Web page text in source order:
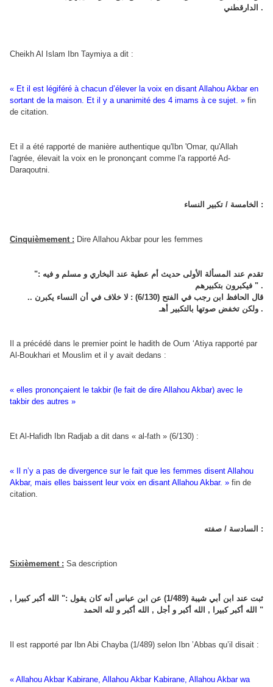
الدارقطني .
Cheikh Al Islam Ibn Taymiya a dit :
« Et il est légiféré à chacun d’élever la voix en disant Allahou Akbar en
sortant de la maison. Et il y a unanimité des 4 imams à ce sujet. » fin
de citation.
Et il a été rapporté de manière authentique qu'Ibn 'Omar, qu'Allah
l'agrée, élevait la voix en le prononçant comme l'a rapporté Ad-
Daraqoutni.
الخامسة / تكبير النساء :
Cinquièmement : Dire Allahou Akbar pour les femmes
تقدم عند المسألة الأولى حديث أم عطية عند البخاري و مسلم و فيه :"
فيكبرون بتكبيرهم " .
قال الحافظ ابن رجب في الفتح (6/130) : لا خلاف في أن النساء يكبرن ..
ولكن تخفض صوتها بالتكبير أهـ .
Il a précédé dans le premier point le hadith de Oum ‘Atiya rapporté par
Al-Boukhari et Mouslim et il y avait dedans :
« elles prononçaient le takbir (le fait de dire Allahou Akbar) avec le
takbir des autres »
Et Al-Hafidh Ibn Radjab a dit dans « al-fath » (6/130) :
« Il n’y a pas de divergence sur le fait que les femmes disent Allahou
Akbar, mais elles baissent leur voix en disant Allahou Akbar. » fin de
citation.
السادسة / صفته :
Sixièmement : Sa description
ثبت عند ابن أبي شيبة (1/489) عن ابن عباس أنه كان يقول :" الله أكبر كبيرا ,
الله أكبر كبيرا , الله أكبر و أجل , الله أكبر و لله الحمد "
Il est rapporté par Ibn Abi Chayba (1/489) selon Ibn ’Abbas qu’il disait :
« Allahou Akbar Kabirane, Allahou Akbar Kabirane, Allahou Akbar wa